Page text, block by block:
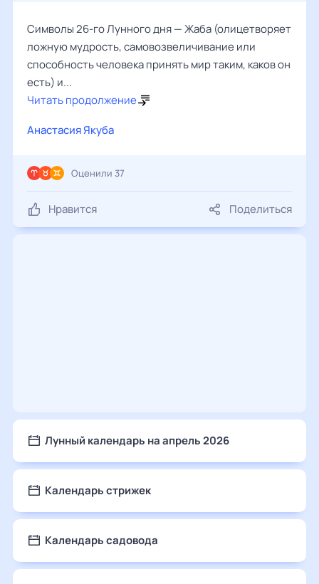
Символы 26-го Лунного дня — Жаба (олицетворяет
ложную мудрость, самовозвеличивание или
способность человека принять мир таким, каков он
есть) и...
Читать продолжение
Анастасия Якуба
Нравится Поделиться
Оценили 37
Лунный календарь на апрель 2026
Календарь стрижек
Календарь садовода